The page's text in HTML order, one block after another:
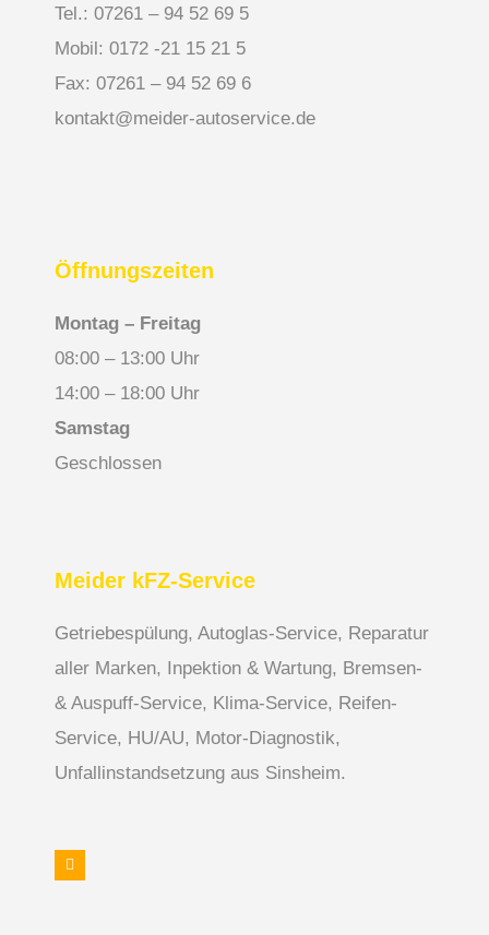
Tel.: 07261 – 94 52 69 5
Mobil: 0172 -21 15 21 5
Fax: 07261 – 94 52 69 6
kontakt@meider-autoservice.de
Öffnungszeiten
Montag – Freitag
08:00 – 13:00 Uhr
14:00 – 18:00 Uhr
Samstag
Geschlossen
Meider kFZ-Service
Getriebespülung, Autoglas-Service, Reparatur
aller Marken, Inpektion & Wartung, Bremsen-
& Auspuff-Service, Klima-Service, Reifen-
Service, HU/AU, Motor-Diagnostik,
Unfallinstandsetzung aus Sinsheim.